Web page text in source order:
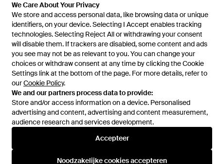
We Care About Your Privacy
We store and access personal data, like browsing data or unique
identifiers, on your device. Selecting I Accept enables tracking
technologies. Selecting Reject All or withdrawing your consent
will disable them. If trackers are disabled, some content and ads
you see may not be as relevant to you. You can change your
choices or withdraw consent at any time by clicking the Cookie
Settings link at the bottom of the page. For more details, refer to
ourCookie Policy.
We and our partners process data to provide:
Store and/or access information on a device. Personalised
advertising and content, advertising and content measurement,
audience research and services development.
Accepteer
Noodzakelijke cookies accepteren
Hulp en informatie